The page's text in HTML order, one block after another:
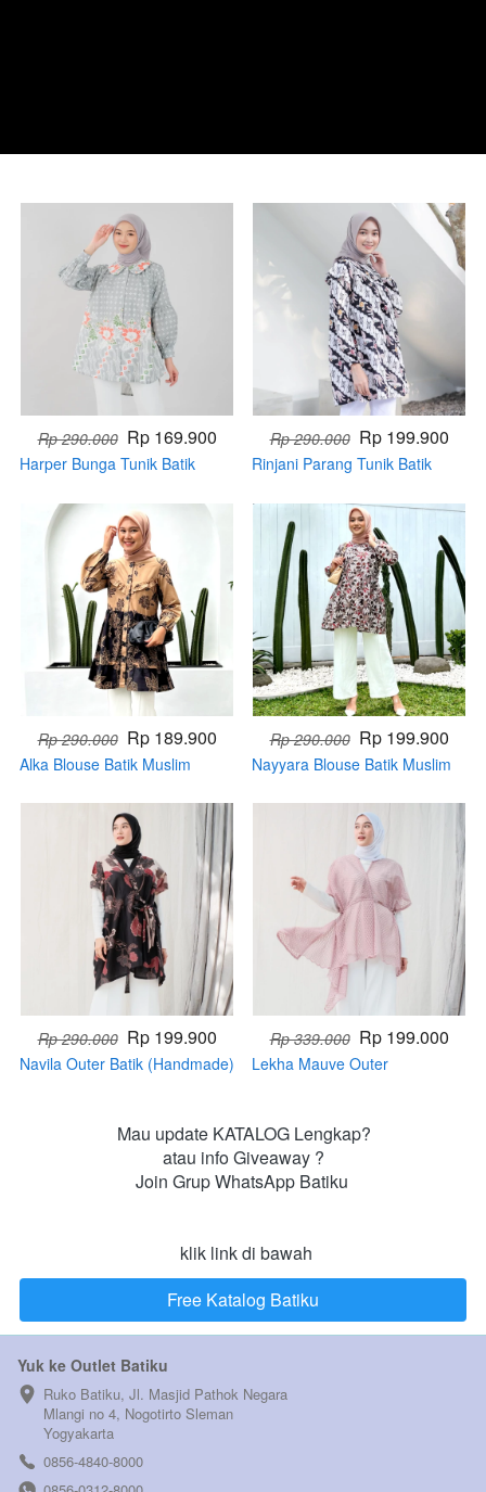
Rp 290.000 Rp 169.900
Harper Bunga Tunik Batik
Rp 290.000 Rp 199.900
Rinjani Parang Tunik Batik
Rp 290.000 Rp 189.900
Alka Blouse Batik Muslim
Rp 290.000 Rp 199.900
Nayyara Blouse Batik Muslim
Rp 290.000 Rp 199.900
Navila Outer Batik (Handmade)
Rp 339.000 Rp 199.000
Lekha Mauve Outer
Mau update KATALOG Lengkap?
atau info Giveaway ?
Join Grup WhatsApp Batiku
klik link di bawah
`Free Katalog Batiku
Yuk ke Outlet Batiku
Ruko Batiku, Jl. Masjid Pathok Negara
Mlangi no 4, Nogotirto Sleman
Yogyakarta
0856-4840-8000